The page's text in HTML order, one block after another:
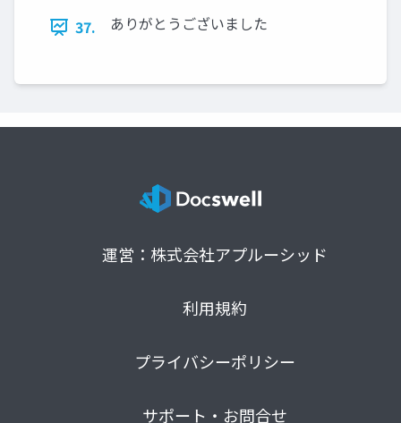
37.
ありがとうございました
運営：株式会社アプルーシッド
利用規約
プライバシーポリシー
サポート・お問合せ